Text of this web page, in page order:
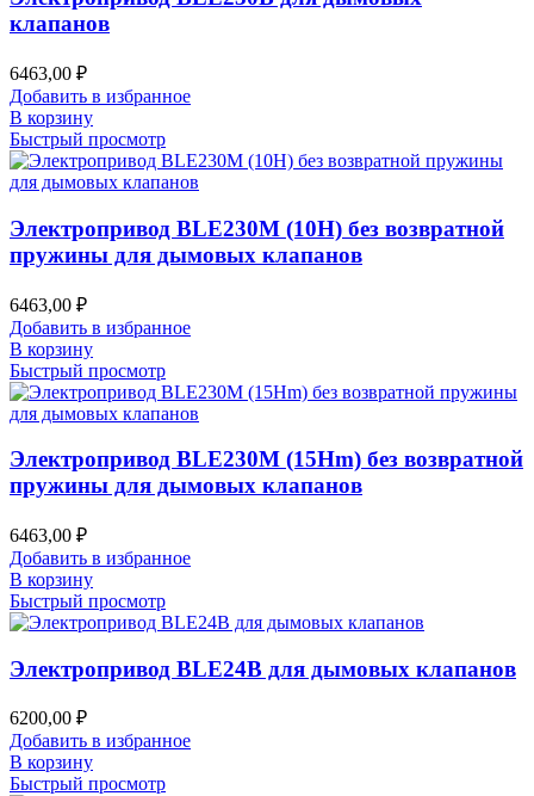
клапанов
6463,00 ₽
Добавить в избранное
В корзину
Быстрый просмотр
Электропривод BLE230M (10H) без возвратной
пружины для дымовых клапанов
6463,00 ₽
Добавить в избранное
В корзину
Быстрый просмотр
Электропривод BLE230M (15Hm) без возвратной
пружины для дымовых клапанов
6463,00 ₽
Добавить в избранное
В корзину
Быстрый просмотр
Электропривод BLE24B для дымовых клапанов
6200,00 ₽
Добавить в избранное
В корзину
Быстрый просмотр